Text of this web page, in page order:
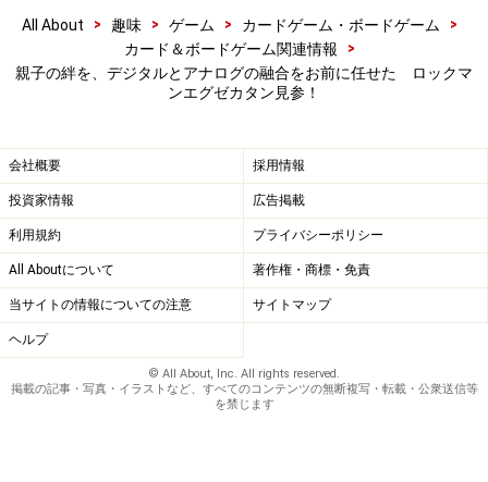
All About > 趣味 > ゲーム > カードゲーム・ボードゲーム
>
カード＆ボードゲーム関連情報
>
親子の絆を、デジタルとアナログの融合をお前に任せた ロックマ
ンエグゼカタン見参！
会社概要 採用情報
投資家情報 広告掲載
利用規約 プライバシーポリシー
All Aboutについて 著作権・商標・免責
当サイトの情報についての注意 サイトマップ
ヘルプ
© All About, Inc. All rights reserved.
掲載の記事・写真・イラストなど、すべてのコンテンツの無断複写・転載・公衆送信等
を禁じます